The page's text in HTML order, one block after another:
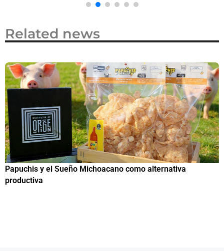
Related news
Papuchis y el Sueño Michoacano como alternativa
productiva